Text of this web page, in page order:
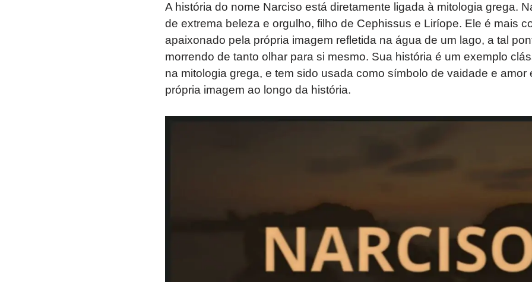
A história do nome Narciso está diretamente ligada à mitologia grega.
de extrema beleza e orgulho, filho de Cephissus e Liríope. Ele é mais
apaixonado pela própria imagem refletida na água de um lago, a tal
morrendo de tanto olhar para si mesmo. Sua história é um exemplo
na mitologia grega, e tem sido usada como símbolo de vaidade e amor
própria imagem ao longo da história.